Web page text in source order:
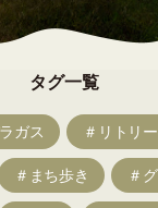
タグ一覧
ガス ＃リトリ
＃まち歩き ＃